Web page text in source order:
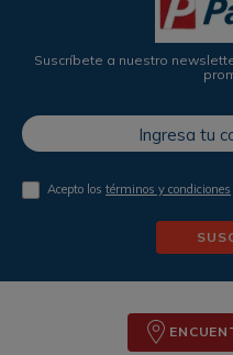
Suscríbete a nuestro
Acepto lostérminos y condiciones